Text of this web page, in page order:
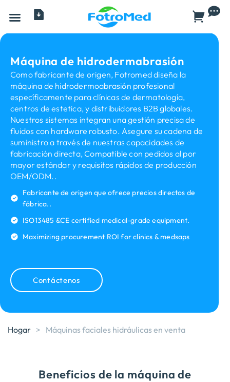
Máquina de hidrodermabrasión
Como fabricante de origen, Fotromed diseña la
máquina de hidrodermoabrasión profesional
específicamente para clínicas de dermatología,
centros de estetica, y distribuidores B2B globales.
Nuestros sistemas integran una gestión precisa de
fluidos con hardware robusto. Asegure su cadena de
suministro a través de nuestras capacidades de
fabricación directa, Compatible con pedidos al por
mayor estándar y requisitos rápidos de producción
OEM/ODM..
Fabricante de origen que ofrece precios directos de
fábrica..
ISO13485 &CE certified medical-grade equipment.
Maximizing procurement ROI for clinics & medsaps
Contáctenos
Hogar > Máquinas faciales hidráulicas en venta
Beneficios de la máquina de